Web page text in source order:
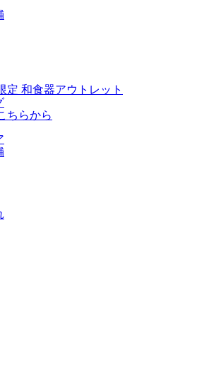
定 和食器アウトレット
ちらから